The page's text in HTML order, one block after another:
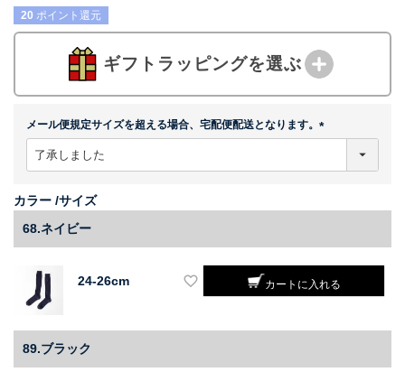
20 ポイント還元
ギフトラッピングを選ぶ
メール便規定サイズを超える場合、宅配便配送となります。
カラー サイズ
68.ネイビー
24-26cm カートに入れる
89.ブラック